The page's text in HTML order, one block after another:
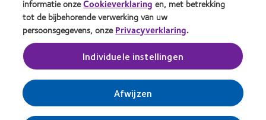
Privacybeleid
Cookie beleid
Servicevoorwaarden
Toestemmingsvoorkeuren beheren
informatie onzeCookieverklaring en, met betrekking
tot de bijbehorende verwerking van uw
persoonsgegevens, onzePrivacyverklaring.
Individuele instellingen
Afwijzen